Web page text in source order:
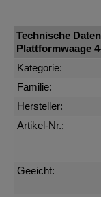
Technische
Plattformwaage
Kategorie:
Familie:
Hersteller:
Artikel-Nr.:
Geeicht: